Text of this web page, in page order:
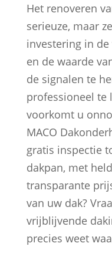
Het renoveren
serieuze, maar
investering in
en de waarde
de signalen te
professioneel te
voorkomt u
MACO
gratis inspectie
dakpan, met
transparante
van uw dak?
vrijblijvende
precies weet